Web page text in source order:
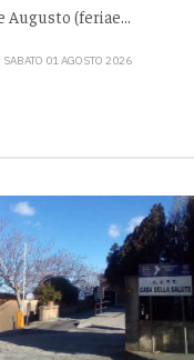
(feriae...
SABATO 01 AGOSTO 2026